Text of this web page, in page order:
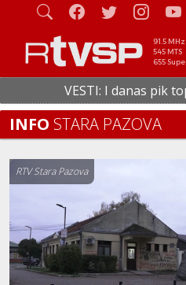
91.5 MHz
545 MTS
655
VESTI: I danas pik
INFO STARA PAZOVA
RTV Stara Pazova